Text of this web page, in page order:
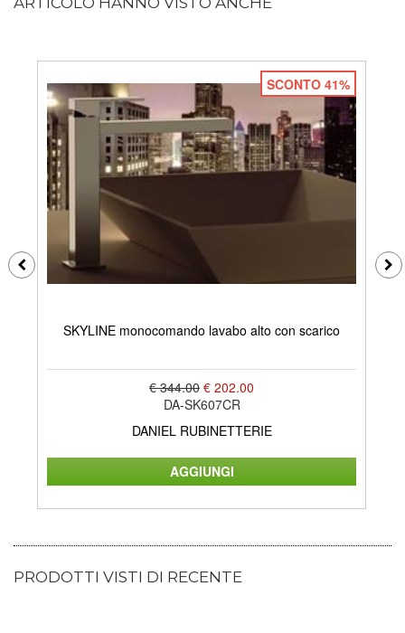
SCONTO 41%
SKYLINE monocomando lavabo alto con scarico
€ 344.00 € 202.00
DA-SK607CR
DANIEL RUBINETTERIE
PRODOTTI VISTI DI RECENTE